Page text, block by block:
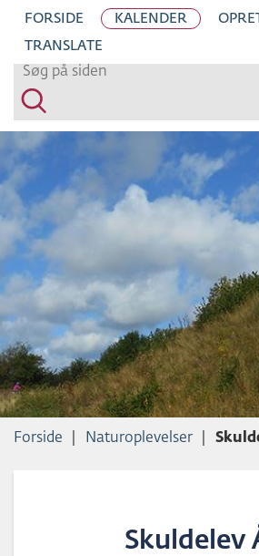
H
O
P
T
I
L
S
I
D
N
D
H
O
L
FORSIDE KALENDER
TRANSLATE
Forside Naturoplevelser
Skuldelev